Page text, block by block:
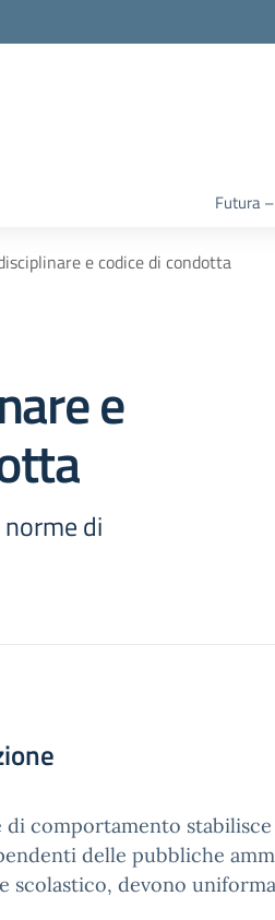
Futura
e codice di condotta
e
di
di comportamento
delle pubbliche
scolastico, devono